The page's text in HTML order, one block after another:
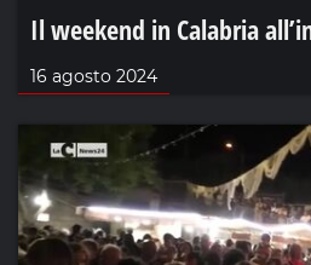
Il weekend in Calabria
16 agosto 2024